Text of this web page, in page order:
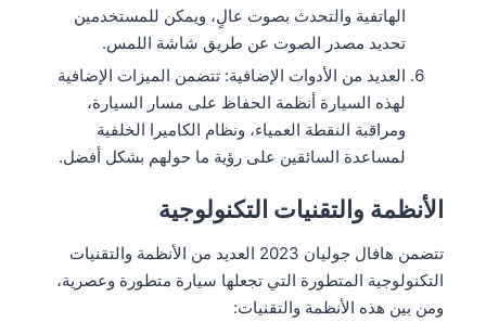
الهاتفية والتحدث بصوت عالٍ، ويمكن للمستخدمين
تحديد مصدر الصوت عن طريق شاشة اللمس.
العديد من الأدوات الإضافية: تتضمن الميزات الإضافية
لهذه السيارة أنظمة الحفاظ على مسار السيارة،
ومراقبة النقطة العمياء، ونظام الكاميرا الخلفية
لمساعدة السائقين على رؤية ما حولهم بشكل أفضل.
الأنظمة والتقنيات التكنولوجية
تتضمن هافال جوليان 2023 العديد من الأنظمة والتقنيات
التكنولوجية المتطورة التي تجعلها سيارة متطورة وعصرية،
ومن بين هذه الأنظمة والتقنيات: